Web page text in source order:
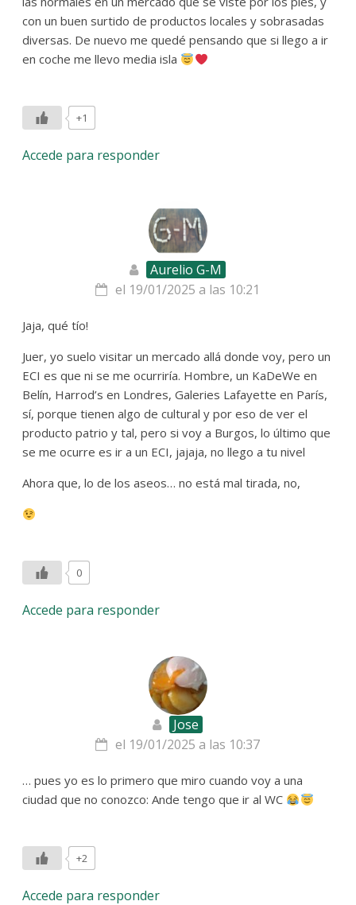
con un buen surtido de productos locales y sobrasadas
diversas. De nuevo me quedé pensando que si llego a ir
en coche me llevo media isla
+1
Accede para responder
Aurelio G-M
el 19/01/2025 a las 10:21
Jaja, qué tío!
Juer, yo suelo visitar un mercado allá donde voy, pero un
ECI es que ni se me ocurriría. Hombre, un KaDeWe en
Belín, Harrod’s en Londres, Galeries Lafayette en París,
sí, porque tienen algo de cultural y por eso de ver el
producto patrio y tal, pero si voy a Burgos, lo último que
se me ocurre es ir a un ECI, jajaja, no llego a tu nivel
Ahora que, lo de los aseos… no está mal tirada, no,
0
Accede para responder
Jose
el 19/01/2025 a las 10:37
… pues yo es lo primero que miro cuando voy a una
ciudad que no conozco: Ande tengo que ir al WC
+2
Accede para responder